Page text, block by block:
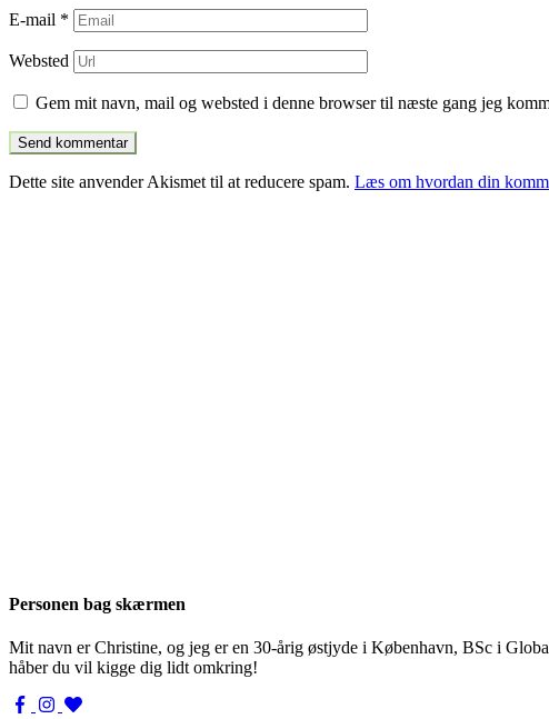
E-mail *
Websted
Gem mit navn, mail og websted i denne browser til næste gang jeg
Dette site anvender Akismet til at reducere spam. Læs om hvordan din
Personen bag skærmen
Mit navn er Christine, og jeg er en 30-årig østjyde i København, BSc i
håber du vil kigge dig lidt omkring!